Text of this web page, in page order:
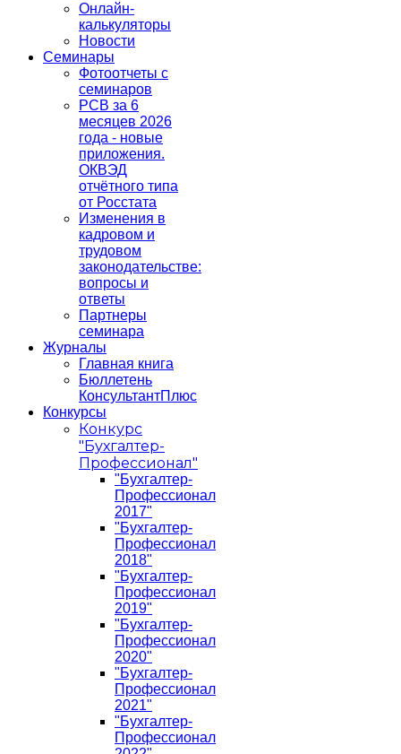
Онлайн-
калькуляторы
Новости
Семинары
Фотоотчеты с
семинаров
РСВ за 6
месяцев 2026
года - новые
приложения.
ОКВЭД
отчётного типа
от Росстата
Изменения в
кадровом и
трудовом
законодательстве:
вопросы и
ответы
Партнеры
семинара
Журналы
Главная книга
Бюллетень
КонсультантПлюс
Конкурсы
Конкурс
"Бухгалтер-
Профессионал"
"Бухгалтер-
Профессионал
2017"
"Бухгалтер-
Профессионал
2018"
"Бухгалтер-
Профессионал
2019"
"Бухгалтер-
Профессионал
2020"
"Бухгалтер-
Профессионал
2021"
"Бухгалтер-
Профессионал